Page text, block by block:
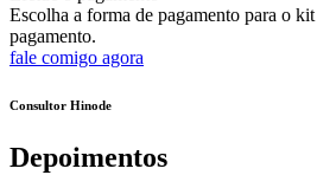
Escolha a forma de pagamento para o
pagamento.
fale comigo agora
Consultor Hinode
Depoimentos